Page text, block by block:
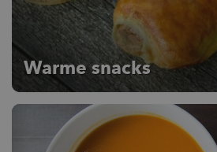
Warme snacks